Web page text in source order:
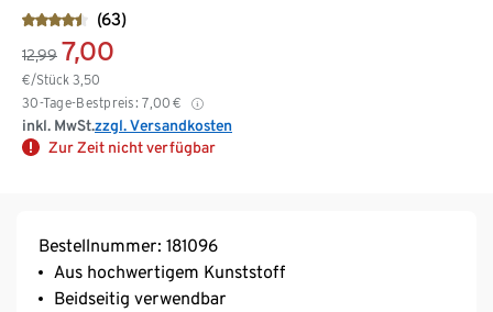
(63)
12,99 7,00
€/Stück 3,50
30-Tage-Bestpreis: 7,00 €
inkl. MwSt.zzgl. Versandkosten
Zur Zeit nicht verfügbar
Bestellnummer: 181096
Aus hochwertigem Kunststoff
Beidseitig verwendbar